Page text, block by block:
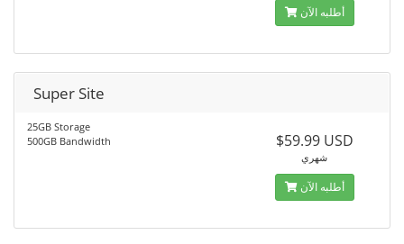
أطلبه الآن
Super Site
25GB Storage
500GB Bandwidth
$59.99 USD
شهري
أطلبه الآن